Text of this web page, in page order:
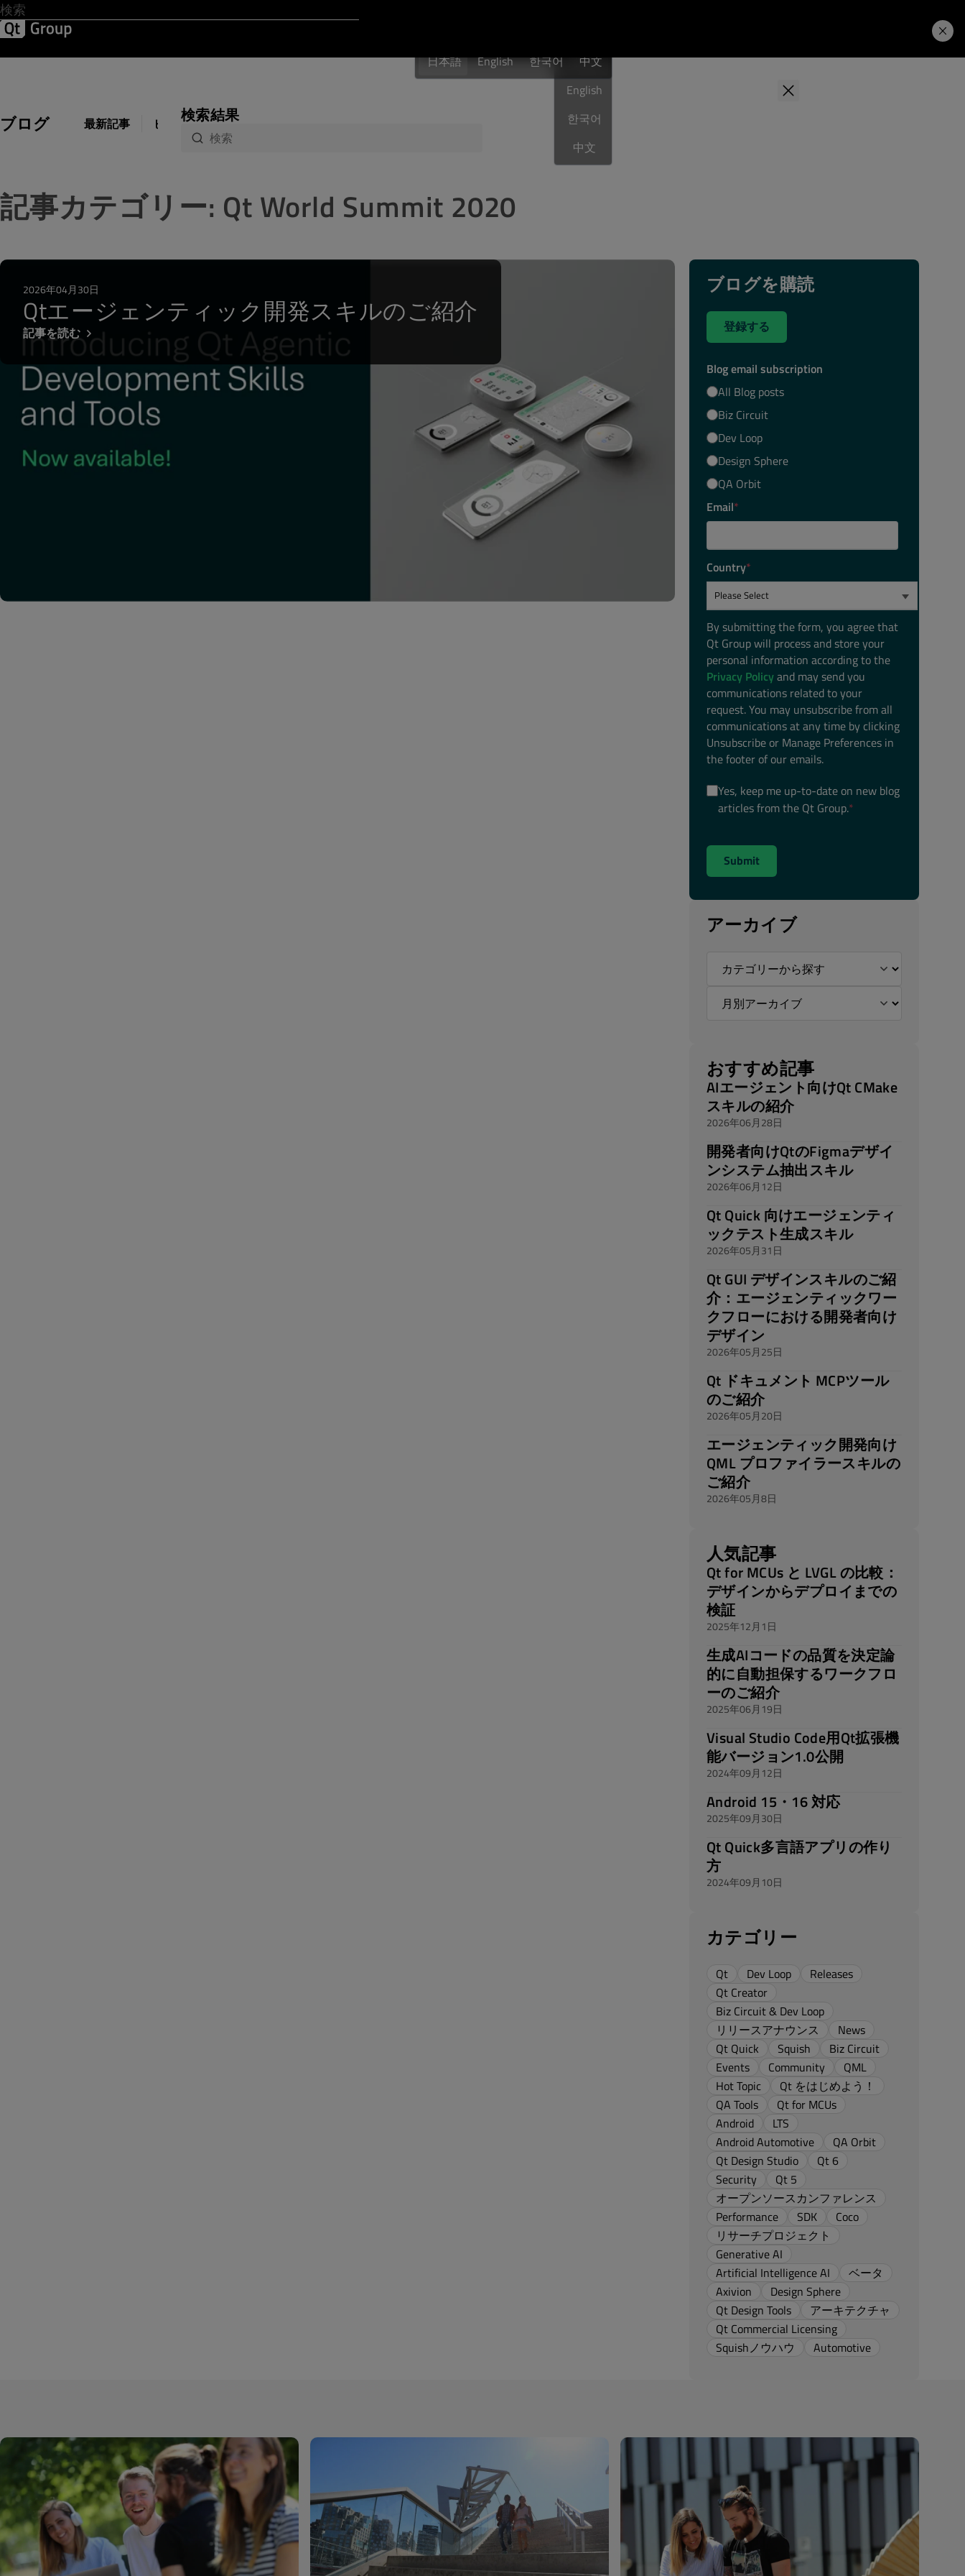
日本語
English
한국어
中文
日本語 English 한국어 中文
ブログ 最新記事 ビジネス 開発
検索結果
記事カテゴリー: Qt World Summit 2020
2026年04月30日
Qtエージェンティック開発スキルのご紹介
記事を読む
ブログを購読
登録する
Blog email subscription
All Blog posts
Biz Circuit
Dev Loop
Design Sphere
QA Orbit
Email*
Country*
By submitting the form, you agree that
Qt Group will process and store your
personal information according to the
Privacy Policyand may send you
communications related to your
request. You may unsubscribe from all
communications at any time by clicking
Unsubscribe or Manage Preferences in
the footer of our emails.
Yes, keep me up-to-date on new blog
articles from the Qt Group.*
アーカイブ
おすすめ記事
AIエージェント向けQt CMake
スキルの紹介
2026年06月28日
開発者向けQtのFigmaデザイ
ンシステム抽出スキル
2026年06月12日
Qt Quick 向けエージェンティ
ックテスト生成スキル
2026年05月31日
Qt GUI デザインスキルのご紹
介：エージェンティックワー
クフローにおける開発者向け
デザイン
2026年05月25日
Qt ドキュメント MCPツール
のご紹介
2026年05月20日
エージェンティック開発向け
QML プロファイラースキルの
ご紹介
2026年05月8日
人気記事
Qt for MCUs と LVGL の比較：
デザインからデプロイまでの
検証
2025年12月1日
生成AIコードの品質を決定論
的に自動担保するワークフロ
ーのご紹介
2025年06月19日
Visual Studio Code用Qt拡張機
能バージョン1.0公開
2024年09月12日
Android 15・16 対応
2025年09月30日
Qt Quick多言語アプリの作り
方
2024年09月10日
カテゴリー
Qt Dev Loop
Releases
Qt Creator
Biz Circuit & Dev Loop
リリースアナウンス
News
Qt Quick
Squish
Biz Circuit
Events
Community
QML
Hot Topic
Qt をはじめよう！
QA Tools
Qt for MCUs
Android
LTS
Android Automotive
QA Orbit
Qt Design Studio
Qt 6
Security
Qt 5
オープンソースカンファレンス
Performance
SDK
Coco
リサーチプロジェクト
Generative AI
Artificial Intelligence AI
ベータ
Axivion
Design Sphere
Qt Design Tools
アーキテクチャ
Qt Commercial Licensing
Squishノウハウ
Automotive